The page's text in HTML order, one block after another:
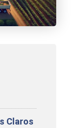
Claros